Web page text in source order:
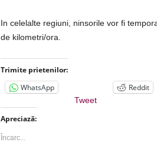
In celelalte regiuni, ninsorile vor fi
de kilometri/ora.
Trimite prietenilor:
WhatsApp
Tweet
Reddit
Apreciază:
Încarc...